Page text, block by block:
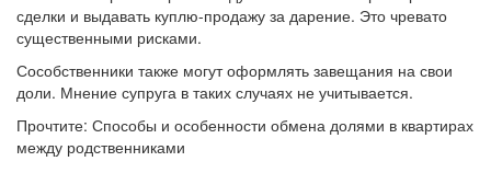
сделки и выдавать куплю-продажу за дарение. Это чревато
существенными рисками.
Сособственники также могут оформлять завещания на свои
доли. Мнение супруга в таких случаях не учитывается.
Прочтите: Способы и особенности обмена долями в квартирах
между родственниками